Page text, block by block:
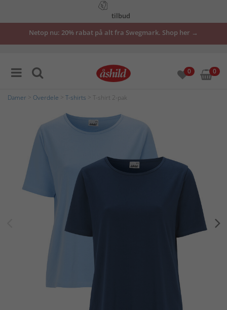
her
Åbent køb i 30 dage – nemt og enkelt
Netop nu: 20% rabat på alt fra Swegmark. Shop her →
0 0
Damer Overdele T-shirts > T-shirt 2-pak